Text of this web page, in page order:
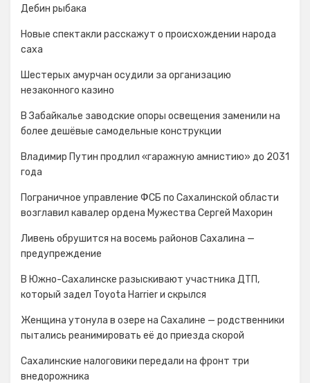
Дебин рыбака
Новые спектакли расскажут о происхождении народа
cаха
Шестерых амурчан осудили за организацию
незаконного казино
В Забайкалье заводские опоры освещения заменили на
более дешёвые самодельные конструкции
Владимир Путин продлил «гаражную амнистию» до 2031
года
Пограничное управление ФСБ по Сахалинской области
возглавил кавалер ордена Мужества Сергей Махорин
Ливень обрушится на восемь районов Сахалина —
предупреждение
В Южно-Сахалинске разыскивают участника ДТП,
который задел Toyota Harrier и скрылся
Женщина утонула в озере на Сахалине — родственники
пытались реанимировать её до приезда скорой
Сахалинские налоговики передали на фронт три
внедорожника